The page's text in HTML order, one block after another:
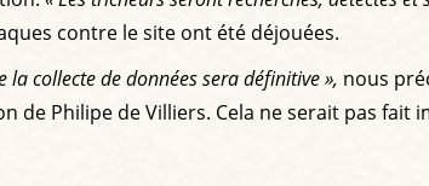
contre le site ont été déjouées.
collecte de données sera définitive », nous
de Philipe de Villiers. Cela ne serait pas